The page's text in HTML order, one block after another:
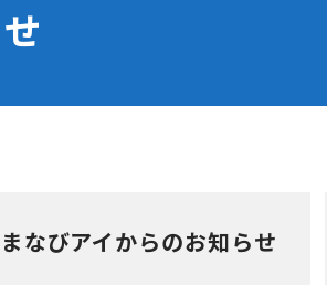
まなびアイからのお知らせ